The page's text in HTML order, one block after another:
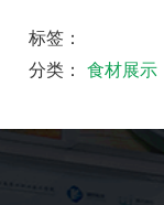
标签：
分类： 食材展示